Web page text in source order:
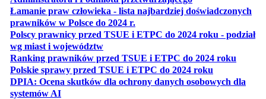
Łamanie praw człowieka - lista najbardziej doświadczonych
prawników w Polsce do 2024 r.
Polscy prawnicy przed TSUE i ETPC do 2024 roku - podział
wg miast i województwotwiera się w nowej karcie
Ranking prawników przed TSUE i ETPC do 2024 roku
Polskie sprawy przed TSUE i ETPC do 2024 roku
DPIA: Ocena skutków dla ochrony danych osobowych dla
systemów AIotwiera się w nowej karcie